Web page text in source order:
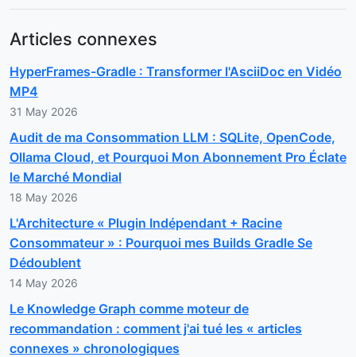
Articles connexes
HyperFrames-Gradle : Transformer l'AsciiDoc en Vidéo
MP4
31 May 2026
Audit de ma Consommation LLM : SQLite, OpenCode,
Ollama Cloud, et Pourquoi Mon Abonnement Pro Éclate
le Marché Mondial
18 May 2026
L'Architecture « Plugin Indépendant + Racine
Consommateur » : Pourquoi mes Builds Gradle Se
Dédoublent
14 May 2026
Le Knowledge Graph comme moteur de
recommandation : comment j'ai tué les « articles
connexes » chronologiques